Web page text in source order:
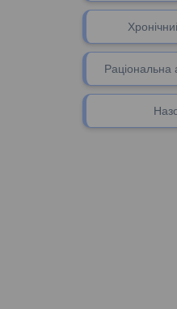
Раціональна